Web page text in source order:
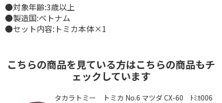
●対象年齢:3歳以上
●製造国:ベトナム
●セット内容:トミカ本体×1
こちらの商品を見ている方はこちらの商品もチ
ェックしています
タカラトミー トミカ No.6 マツダ CX-60 ﾄﾐｶ006